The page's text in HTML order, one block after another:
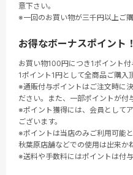
意下さい。
※一回のお買い物が三千円以上ご
お得なボーナスポイント！
お買い物100円につき1ポイント付
1ポイント1円として全商品ご購入
※通販付与ポイントはご注文時に
ださい。また、一部ポイントが付
※ポイント獲得には、会員として
ございます。
※ポイントは当店のみご利用可能
秋葉原店舗などでの使用は出来か
※送料や手数料にはポイントは付与